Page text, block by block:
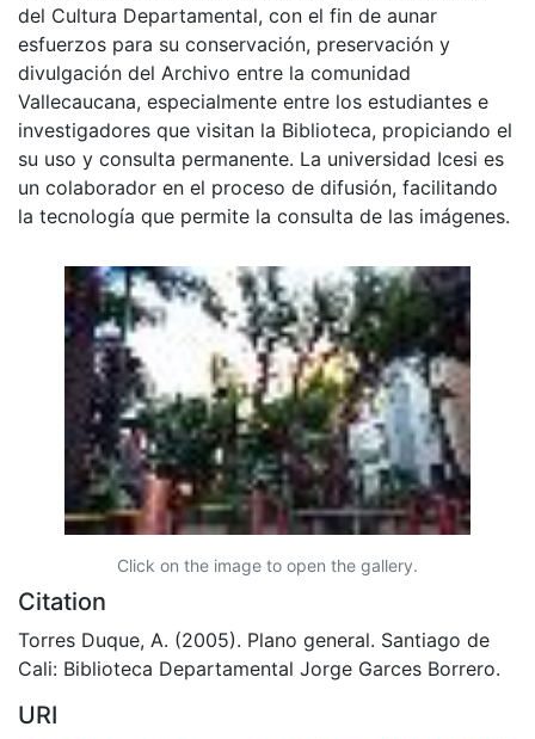
del Cultura Departamental, con el fin de aunar
esfuerzos para su conservación, preservación y
divulgación del Archivo entre la comunidad
Vallecaucana, especialmente entre los estudiantes e
investigadores que visitan la Biblioteca, propiciando el
su uso y consulta permanente. La universidad Icesi es
un colaborador en el proceso de difusión, facilitando
la tecnología que permite la consulta de las imágenes.
Click on the image to open the gallery.
Citation
Torres Duque, A. (2005). Plano general. Santiago de
Cali: Biblioteca Departamental Jorge Garces Borrero.
URI